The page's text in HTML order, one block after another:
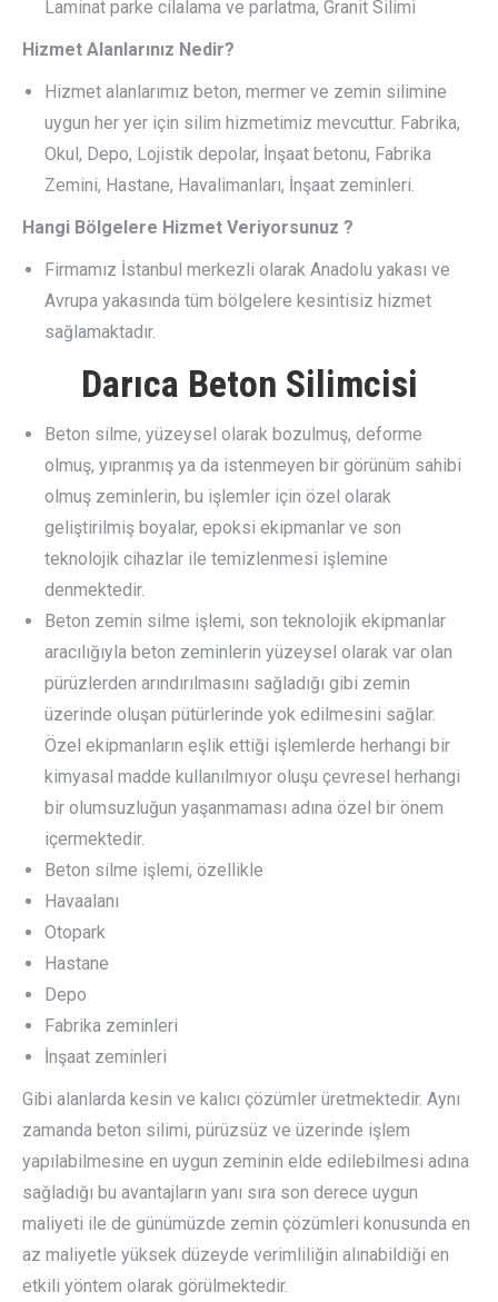
Laminat parke cilalama ve parlatma, Granit Silimi
Hizmet Alanlarınız Nedir?
Hizmet alanlarımız beton, mermer ve zemin silimine
uygun her yer için silim hizmetimiz mevcuttur. Fabrika,
Okul, Depo, Lojistik depolar, İnşaat betonu, Fabrika
Zemini, Hastane, Havalimanları, İnşaat zeminleri.
Hangi Bölgelere Hizmet Veriyorsunuz ?
Firmamız İstanbul merkezli olarak Anadolu yakası ve
Avrupa yakasında tüm bölgelere kesintisiz hizmet
sağlamaktadır.
Darıca Beton Silimcisi
Beton silme, yüzeysel olarak bozulmuş, deforme
olmuş, yıpranmış ya da istenmeyen bir görünüm sahibi
olmuş zeminlerin, bu işlemler için özel olarak
geliştirilmiş boyalar, epoksi ekipmanlar ve son
teknolojik cihazlar ile temizlenmesi işlemine
denmektedir.
Beton zemin silme işlemi, son teknolojik ekipmanlar
aracılığıyla beton zeminlerin yüzeysel olarak var olan
pürüzlerden arındırılmasını sağladığı gibi zemin
üzerinde oluşan pütürlerinde yok edilmesini sağlar.
Özel ekipmanların eşlik ettiği işlemlerde herhangi bir
kimyasal madde kullanılmıyor oluşu çevresel herhangi
bir olumsuzluğun yaşanmaması adına özel bir önem
içermektedir.
Beton silme işlemi, özellikle
Havaalanı
Otopark
Hastane
Depo
Fabrika zeminleri
İnşaat zeminleri
Gibi alanlarda kesin ve kalıcı çözümler üretmektedir. Aynı
zamanda beton silimi, pürüzsüz ve üzerinde işlem
yapılabilmesine en uygun zeminin elde edilebilmesi adına
sağladığı bu avantajların yanı sıra son derece uygun
maliyeti ile de günümüzde zemin çözümleri konusunda en
az maliyetle yüksek düzeyde verimliliğin alınabildiği en
etkili yöntem olarak görülmektedir.